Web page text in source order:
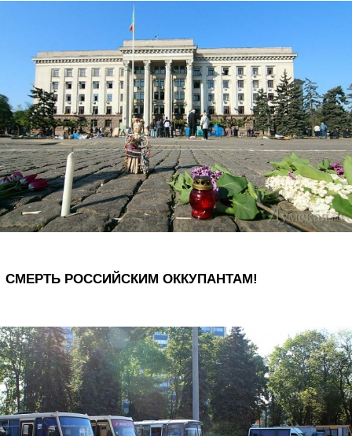
СМЕРТЬ РОССИЙСКИМ ОККУПАНТАМ!